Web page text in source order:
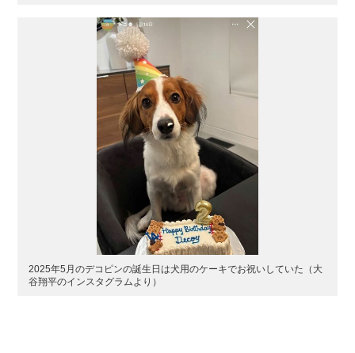
2025年5月のデコピンの誕生日は犬用のケーキでお祝いしていた（大
谷翔平のインスタグラムより）